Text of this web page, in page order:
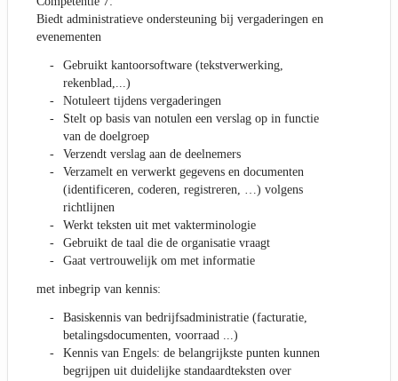
Biedt administratieve ondersteuning bij vergaderingen en
evenementen
Gebruikt kantoorsoftware (tekstverwerking,
rekenblad,...)
Notuleert tijdens vergaderingen
Stelt op basis van notulen een verslag op in functie
van de doelgroep
Verzendt verslag aan de deelnemers
Verzamelt en verwerkt gegevens en documenten
(identificeren, coderen, registreren, …) volgens
richtlijnen
Werkt teksten uit met vakterminologie
Gebruikt de taal die de organisatie vraagt
Gaat vertrouwelijk om met informatie
met inbegrip van kennis:
Basiskennis van bedrijfsadministratie (facturatie,
betalingsdocumenten, voorraad ...)
Kennis van Engels: de belangrijkste punten kunnen
begrijpen uit duidelijke standaardteksten over